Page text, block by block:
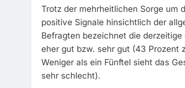
Trotz der mehrheitlichen Sorge um
positive Signale hinsichtlich der
Befragten bezeichnet die
eher gut bzw. sehr gut (43 Prozent
Weniger als ein Fünftel sieht das
sehr schlecht).